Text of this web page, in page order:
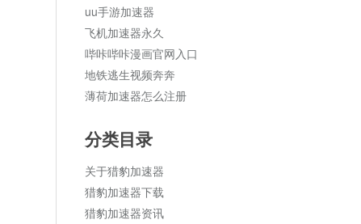
uu手游加速器
飞机加速器永久
哔咔哔咔漫画官网入口
地铁逃生视频奔奔
薄荷加速器怎么注册
分类目录
关于猎豹加速器
猎豹加速器下载
猎豹加速器资讯